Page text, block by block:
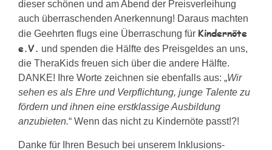
dieser schönen und am Abend der Preisverleihung
auch überraschenden Anerkennung! Daraus machten
die Geehrten flugs eine Überraschung für Kindernöte
e.V. und spenden die Hälfte des Preisgeldes an uns,
die TheraKids freuen sich über die andere Hälfte.
DANKE! Ihre Worte zeichnen sie ebenfalls aus: „Wir
sehen es als Ehre und Verpflichtung, junge Talente zu
fördern und ihnen eine erstklassige Ausbildung
anzubieten.“ Wenn das nicht zu Kindernöte passt!?!
Danke für Ihren Besuch bei unserem Inklusions-